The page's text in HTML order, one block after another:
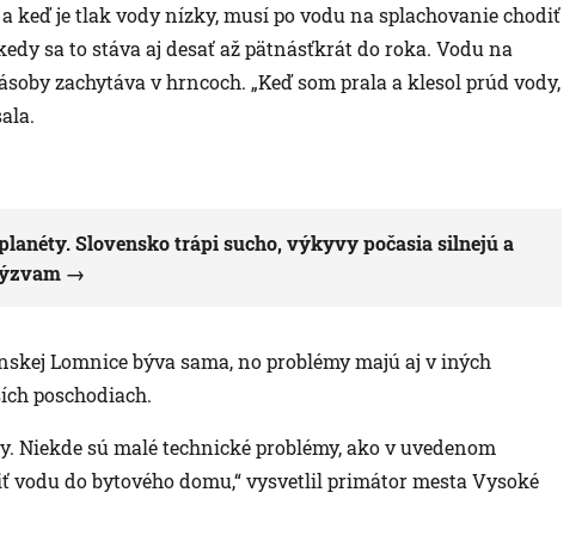
keď je tlak vody nízky, musí po vodu na splachovanie chodiť
sa to stáva aj desať až pätnásťkrát do roka. Vodu na
zachytáva v hrncoch. „Keď som prala a klesol prúd vody,
Slovensko trápi sucho, výkyvy počasia silnejú a
Lomnice býva sama, no problémy majú aj v iných
poschodiach.
Niekde sú malé technické problémy, ako v uvedenom
vodu do bytového domu,“ vysvetlil primátor mesta Vysoké